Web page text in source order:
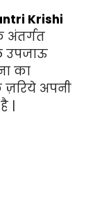
Krishi
अंतर्गत
उपजाऊ
का
अपनी
|